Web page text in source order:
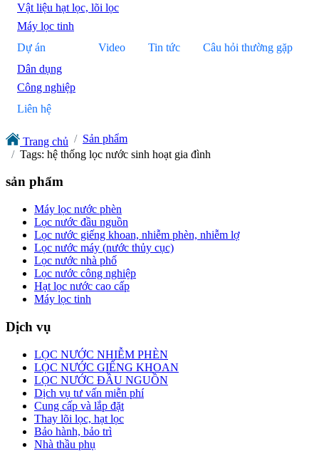
Vật liệu hạt lọc, lõi lọc
Máy lọc tinh
Dự án
Dân dụng
Công nghiệp
Video Tin tức Câu hỏi thường gặp
Liên hệ
Trang chủ
Sản phẩm
Tags: hệ thống lọc nước sinh hoạt gia đình
sản phẩm
Máy lọc nước phèn
Lọc nước đầu nguồn
Lọc nước giếng khoan, nhiễm phèn, nhiễm lợ
Lọc nước máy (nước thủy cục)
Lọc nước nhà phố
Lọc nước công nghiệp
Hạt lọc nước cao cấp
Máy lọc tinh
Dịch vụ
LỌC NƯỚC NHIỄM PHÈN
LỌC NƯỚC GIẾNG KHOAN
LỌC NƯỚC ĐẦU NGUỒN
Dịch vụ tư vấn miễn phí
Cung cấp và lắp đặt
Thay lõi lọc, hạt lọc
Bảo hành, bảo trì
Nhà thầu phụ